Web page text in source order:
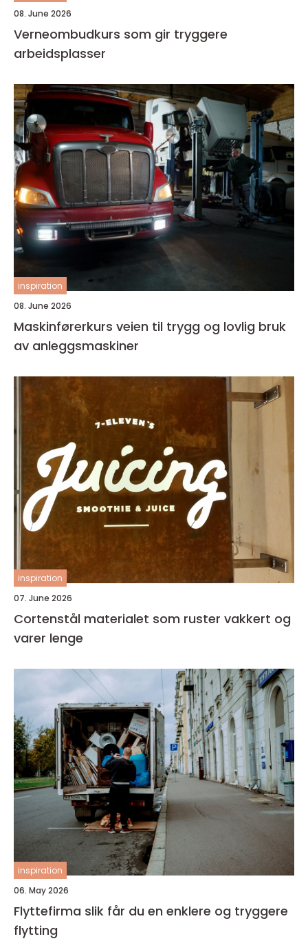
08. June 2026
Verneombudkurs som gir tryggere
arbeidsplasser
inspiration
08. June 2026
Maskinførerkurs veien til trygg og lovlig bruk
av anleggsmaskiner
inspiration
07. June 2026
Cortenstål materialet som ruster vakkert og
varer lenge
inspiration
06. May 2026
Flyttefirma slik får du en enklere og tryggere
flytting